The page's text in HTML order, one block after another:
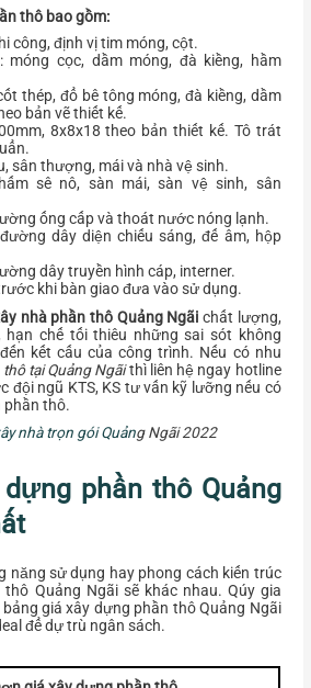
thô bao gồm:
công, định vị tim móng, cột.
cọc, dầm móng, đà kiềng, hầm
thép, đổ bê tông móng, đà kiềng, dầm
bản vẽ thiết kế.
8x8x18 theo bản thiết kế. Tô trát
sân thượng, mái và nhà vệ sinh.
sê nô, sàn mái, sàn vệ sinh, sân
ống cấp và thoát nước nóng lạnh.
dây diện chiếu sáng, đế âm, hộp
dây truyền hình cáp, interner.
khi bàn giao đưa vào sử dụng.
nhà phần thô Quảng Ngãi chất lượng,
hạn chế tối thiêu những sai sót không
kết cấu của công trình. Nếu có nhu
tại Quảng Ngãithì l iên hệ ngay hotline
đội ngũ KTS, KS tư vấn kỹ lưỡng nếu có
phần thô.
nhà trọn gói Quảng Ngãi 2022
dựng phần thô Quảng
năng sử dụng hay phong cách kiến trúc
Quảng Ngãi sẽ khác nhau. Qúy gia
giá xây dựng phần thô Quảng Ngãi
để dự trù ngân sách.